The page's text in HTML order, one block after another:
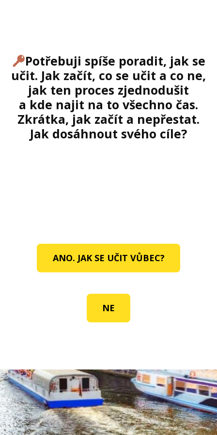
Potřebuji spíše poradit, jak se
učit. Jak začít, co se učit a co ne,
jak ten proces zjednodušit
a kde najit na to všechno čas.
Zkrátka, jak začít a nepřestat.
Jak dosáhnout svého cíle?
ANO. JAK SE UČIT VŮBEC?
NE